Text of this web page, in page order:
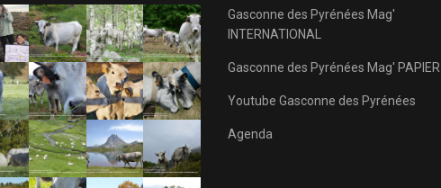
Gasconne des Pyrénées Mag'
INTERNATIONAL
Gasconne des Pyrénées Mag' PAPIER
Youtube Gasconne des Pyrénées
Agenda